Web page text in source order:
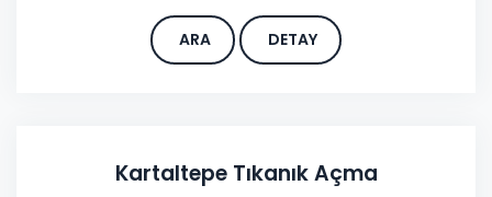
ARA DETAY
Kartaltepe Tıkanık Açma